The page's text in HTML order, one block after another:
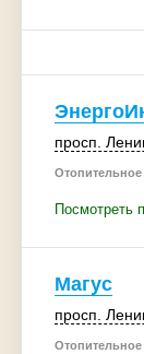
просп.
Посмотреть
Магус
просп.